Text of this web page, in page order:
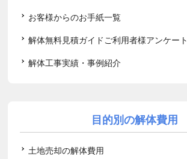
お客様からのお手紙一覧
解体無料見積ガイドご利用者様アンケート
解体工事実績・事例紹介
目的別の解体費用
土地売却の解体費用